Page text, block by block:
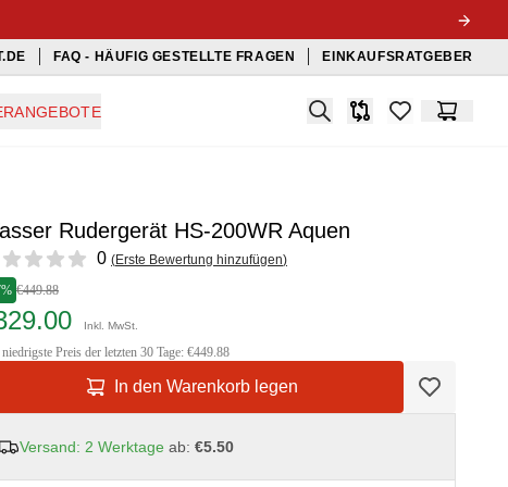
FAQ - HÄUFIG GESTELLTE FRAGEN EINKAUFSRATGEBER
Search
Produkt-items in
Rudergerät HS-200WR Aquen
0 (Erste Bewertung hinzufügen)
€449.88
Inkl. MwSt.
Preis der letzten 30 Tage: €449.88
In den Warenkorb legen
Versand: 2 Werktage ab: €5.50